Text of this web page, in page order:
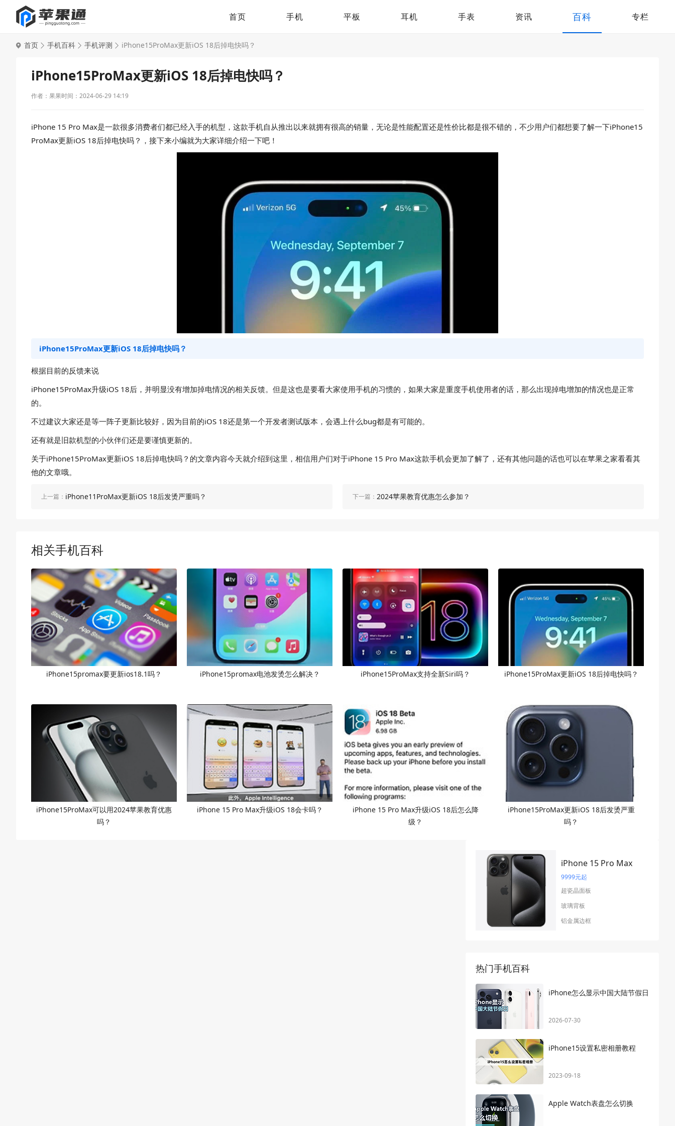
首页 手机 平板 耳机 手表 资讯 百科 专栏
首页 手机百科 手机评测 iPhone15ProMax更新iOS 18后掉电快吗？
iPhone15ProMax更新iOS 18后掉电快吗？
作者：果果时间：2024-06-29 14:19
iPhone 15 Pro Max是一款很多消费者们都已经入手的机型，这款手机自从推出以来就拥有很高的销量，无论是性能配置还是性价比都是很不错的，不少用户们都想要了解一下iPhone15
ProMax更新iOS 18后掉电快吗？，接下来小编就为大家详细介绍一下吧！
iPhone15ProMax更新iOS 18后掉电快吗？
根据目前的反馈来说
iPhone15ProMax升级iOS 18后，并明显没有增加掉电情况的相关反馈。但是这也是要看大家使用手机的习惯的，如果大家是重度手机使用者的话，那么出现掉电增加的情况也是正常
的。
不过建议大家还是等一阵子更新比较好，因为目前的iOS 18还是第一个开发者测试版本，会遇上什么bug都是有可能的。
还有就是旧款机型的小伙伴们还是要谨慎更新的。
关于iPhone15ProMax更新iOS 18后掉电快吗？的文章内容今天就介绍到这里，相信用户们对于iPhone 15 Pro Max这款手机会更加了解了，还有其他问题的话也可以在苹果之家看看其
他的文章哦。
上一篇： iPhone11ProMax更新iOS 18后发烫严重吗？ 下一篇： 2024苹果教育优惠怎么参加？
相关手机百科
iPhone15promax要更新ios18.1吗？ iPhone15promax电池发烫怎么解决？ iPhone15ProMax支持全新Siri吗？ iPhone15ProMax更新iOS 18后掉电快吗？
iPhone15ProMax可以用2024苹果教育优惠
吗？
iPhone 15 Pro Max升级iOS 18会卡吗？
iPhone 15 Pro Max升级iOS 18后怎么降
级？
iPhone15ProMax更新iOS 18后发烫严重
吗？
iPhone 15 Pro Max
9999元起
超瓷晶面板
玻璃背板
铝金属边框
热门手机百科
iPhone怎么显示中国大陆节假日
2026-07-30
iPhone15设置私密相册教程
2023-09-18
Apple Watch表盘怎么切换